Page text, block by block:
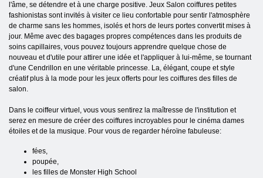
l'âme, se détendre et à une charge positive. Jeux Salon coiffures petites
fashionistas sont invités à visiter ce lieu confortable pour sentir l'atmosphère
de charme sans les hommes, isolés et hors de leurs portes convertit mises à
jour. Même avec des bagages propres compétences dans les produits de
soins capillaires, vous pouvez toujours apprendre quelque chose de
nouveau et d'utile pour attirer une idée et l'appliquer à lui-même, se tournant
d'une Cendrillon en une véritable princesse. La, élégant, coupe et style
créatif plus à la mode pour les jeux offerts pour les coiffures des filles de
salon.
Dans le coiffeur virtuel, vous vous sentirez la maîtresse de l'institution et
serez en mesure de créer des coiffures incroyables pour le cinéma dames
étoiles et de la musique. Pour vous de regarder héroïne fabuleuse:
fées,
poupée,
les filles de Monster High School